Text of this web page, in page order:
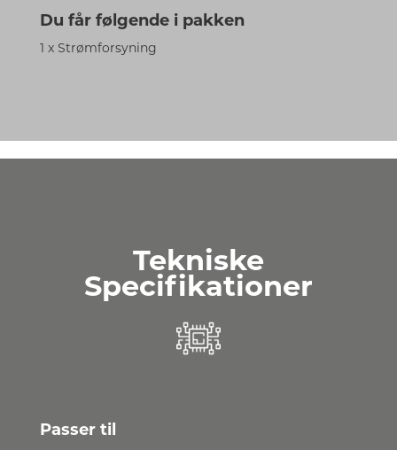
Du får følgende i pakken
1 x Strømforsyning
Tekniske
Specifikationer
Passer til